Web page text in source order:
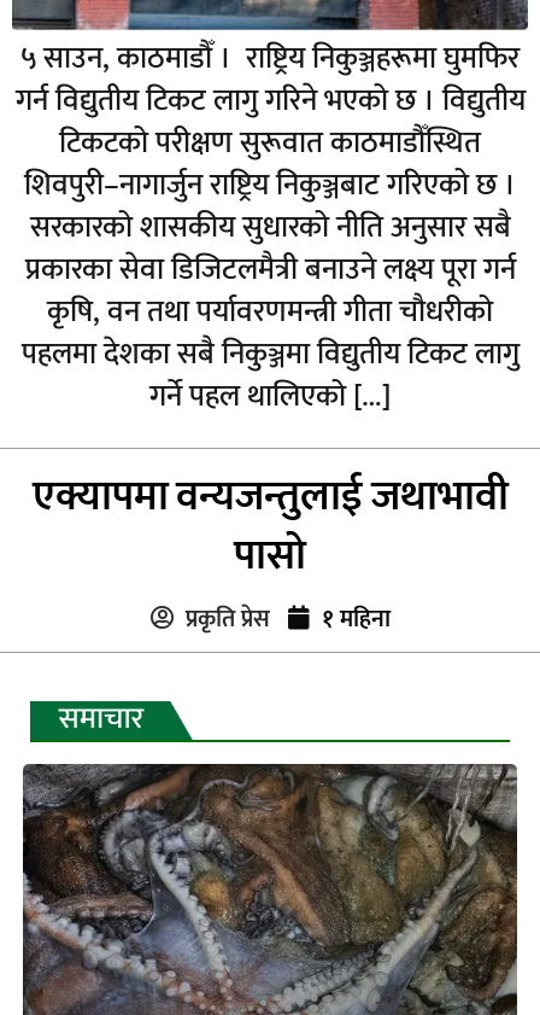
५ साउन, काठमाडौँ । राष्ट्रिय निकुञ्जहरूमा घुमफिर
गर्न विद्युतीय टिकट लागु गरिने भएको छ । विद्युतीय
टिकटको परीक्षण सुरूवात काठमाडौँस्थित
शिवपुरी–नागार्जुन राष्ट्रिय निकुञ्जबाट गरिएको छ ।
सरकारको शासकीय सुधारको नीति अनुसार सबै
प्रकारका सेवा डिजिटलमैत्री बनाउने लक्ष्य पूरा गर्न
कृषि, वन तथा पर्यावरणमन्त्री गीता चौधरीको
पहलमा देशका सबै निकुञ्जमा विद्युतीय टिकट लागु
गर्ने पहल थालिएको […]
एक्यापमा वन्यजन्तुलाई जथाभावी
पासो
प्रकृति प्रेस १ महिना